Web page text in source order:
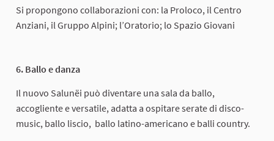
Si propongono collaborazioni con: la Proloco, il Centro
Anziani, il Gruppo Alpini; l’Oratorio; lo Spazio Giovani
6. Ballo e danza
Il nuovo Salunëi può diventare una sala da ballo,
accogliente e versatile, adatta a ospitare serate di disco-
music, ballo liscio, ballo latino-americano e balli country.